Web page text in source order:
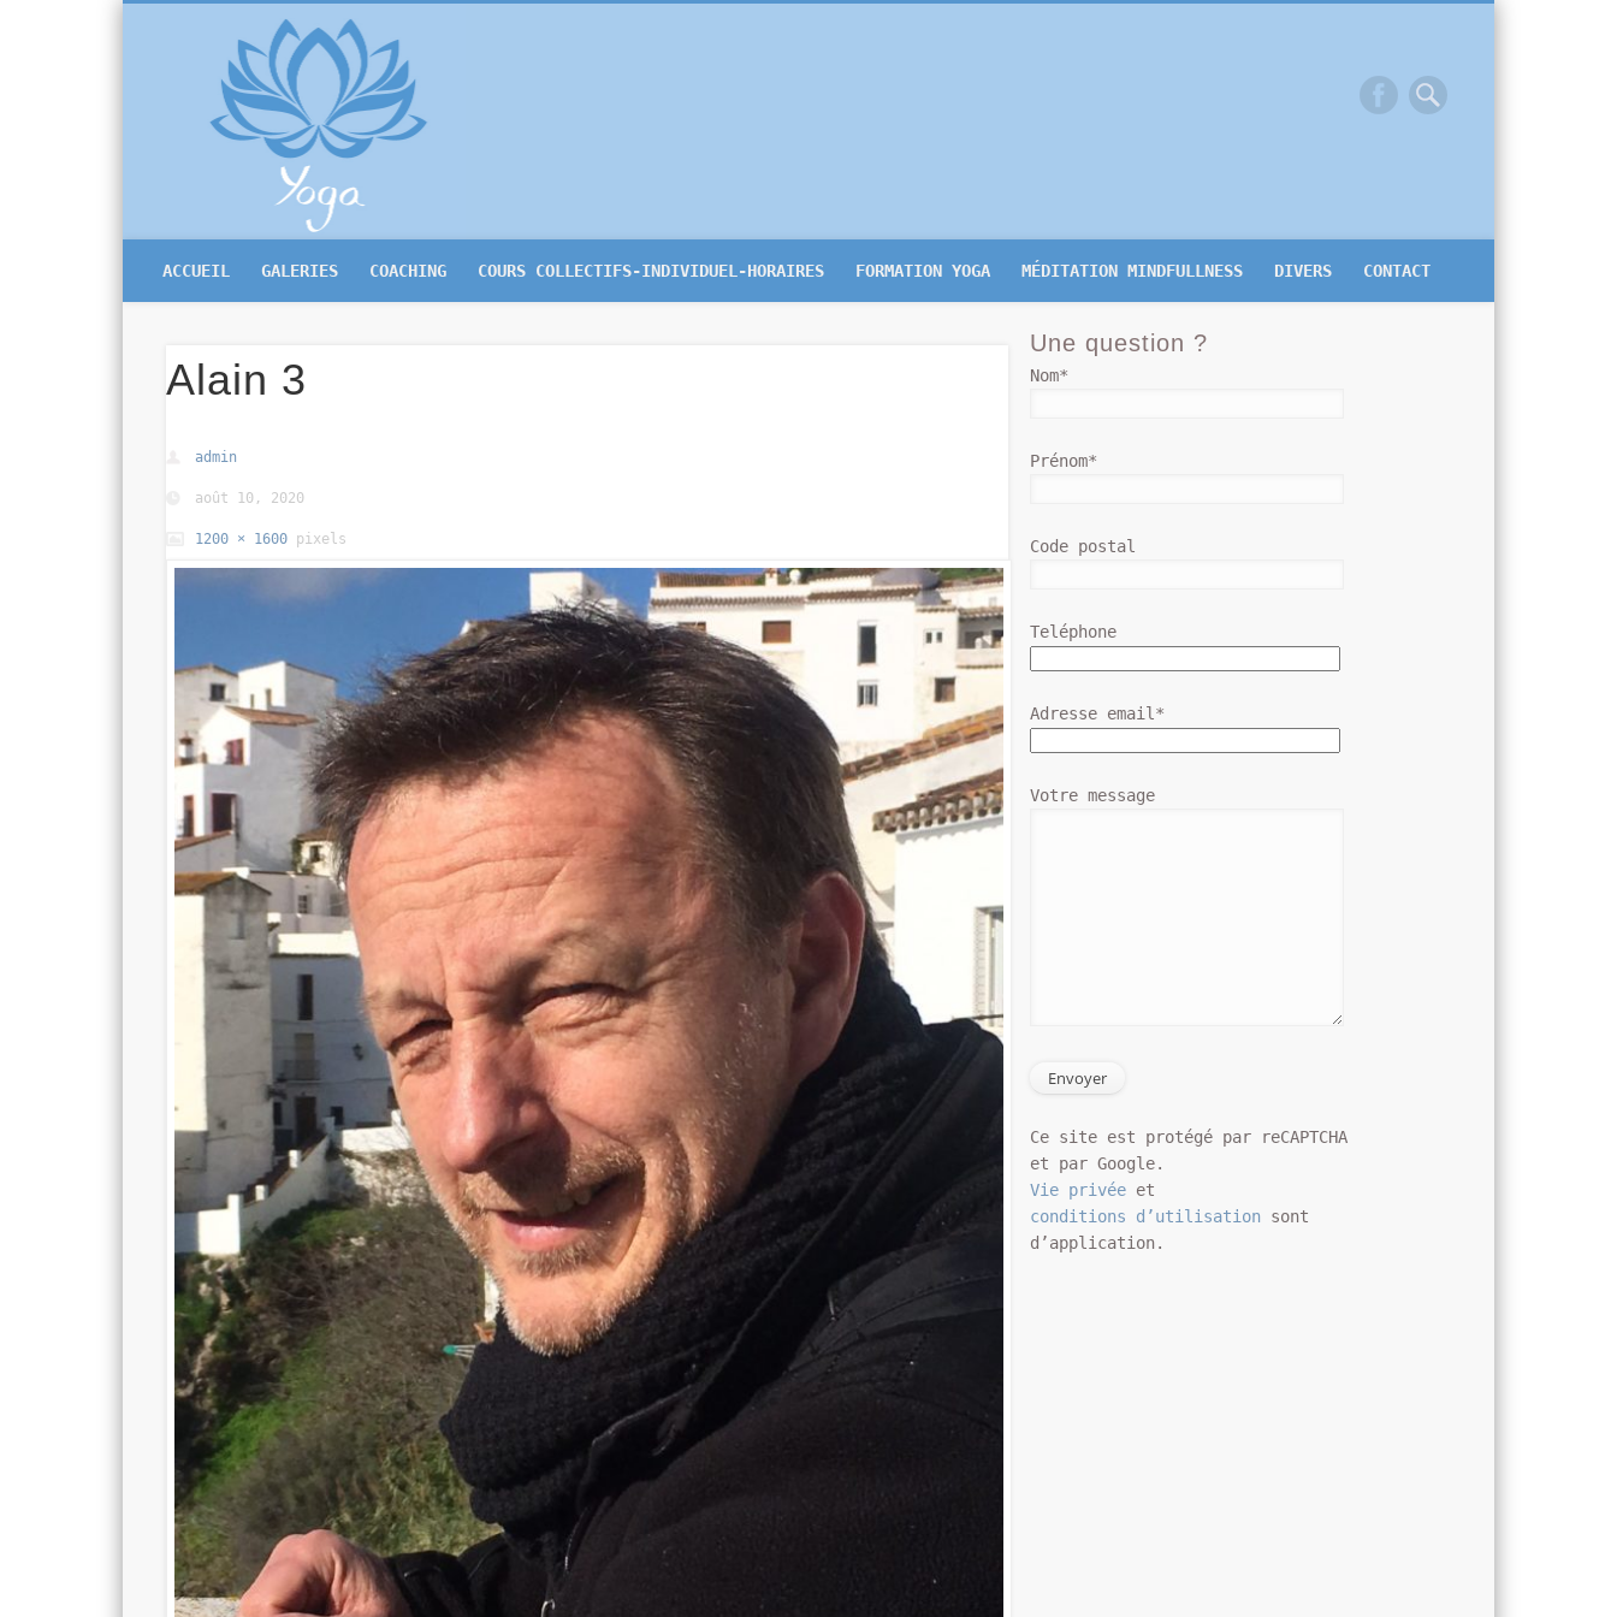
Yoga Bruxelles
Facebook
ACCUEIL GALERIES COACHING COURS COLLECTIFS-INDIVIDUEL-HORAIRES FORMATION YOGA MÉDITATION MINDFULLNESS DIVERS CONTACT
Alain 3
admin
août 10, 2020
1200 × 1600 pixels
Une question ?
Nom*
Prénom*
Code postal
Teléphone
Adresse email*
Votre message
Ce site est protégé par reCAPTCHA
et par Google.
Vie privée et
conditions d’utilisation sont
d’application.